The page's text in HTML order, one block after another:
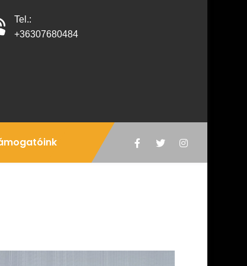
Tel.:
+36307680484